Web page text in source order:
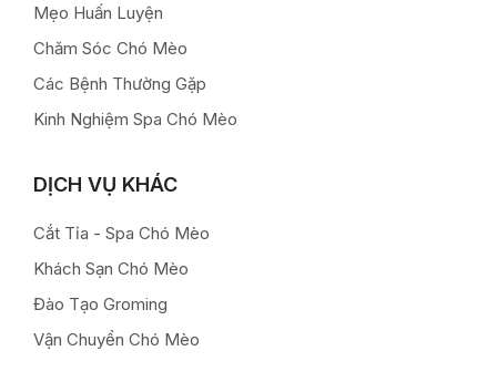
Mẹo Huấn Luyện
Chăm Sóc Chó Mèo
Các Bệnh Thường Gặp
Kinh Nghiệm Spa Chó Mèo
DỊCH VỤ KHÁC
Cắt Tỉa - Spa Chó Mèo
Khách Sạn Chó Mèo
Đào Tạo Groming
Vận Chuyển Chó Mèo